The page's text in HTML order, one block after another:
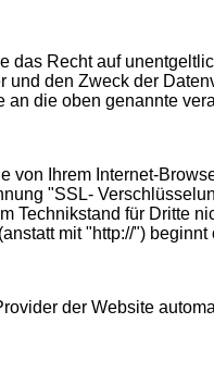
das Recht auf
den Zweck der
die oben genannte
von Ihrem Internet-
"SSL-
Technikstand für Dritte
mit "http://")
der Website